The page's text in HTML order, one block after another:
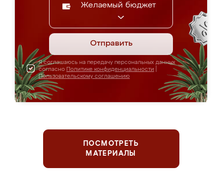
Желаемый бюджет
Отправить
Я соглашаюсь на передачу персональных данных
согласно Политике конфиденциальности
Пользовательскому соглашению
ПОСМОТРЕТЬ
МАТЕРИАЛЫ